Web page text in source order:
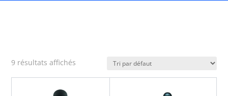
9 résultats affichés